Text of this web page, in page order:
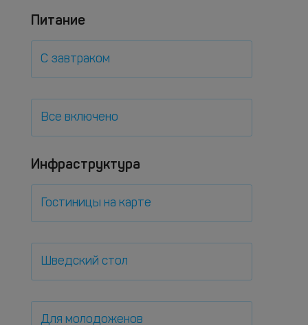
Питание
С завтраком
Все включено
Инфраструктура
Гостиницы на карте
Шведский стол
Для молодоженов